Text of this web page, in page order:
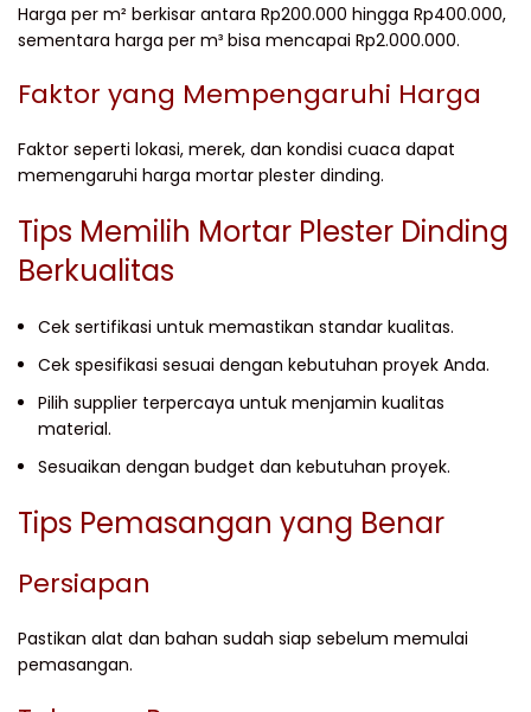
Harga per m² berkisar antara Rp200.000 hingga Rp400.000,
sementara harga per m³ bisa mencapai Rp2.000.000.
Faktor yang Mempengaruhi Harga
Faktor seperti lokasi, merek, dan kondisi cuaca dapat
memengaruhi harga mortar plester dinding.
Tips Memilih Mortar Plester Dinding
Berkualitas
Cek sertifikasi untuk memastikan standar kualitas.
Cek spesifikasi sesuai dengan kebutuhan proyek Anda.
Pilih supplier terpercaya untuk menjamin kualitas
material.
Sesuaikan dengan budget dan kebutuhan proyek.
Tips Pemasangan yang Benar
Persiapan
Pastikan alat dan bahan sudah siap sebelum memulai
pemasangan.